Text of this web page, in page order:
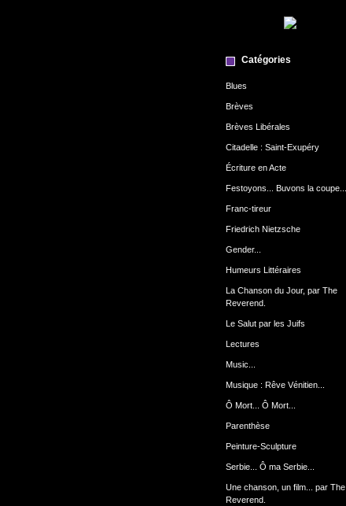
Catégories
Blues
Brèves
Brèves Libérales
Citadelle : Saint-Exupéry
Écriture en Acte
Festoyons... Buvons la coupe...
Franc-tireur
Friedrich Nietzsche
Gender...
Humeurs Littéraires
La Chanson du Jour, par The
Reverend.
Le Salut par les Juifs
Lectures
Music...
Musique : Rêve Vénitien...
Ô Mort... Ô Mort...
Parenthèse
Peinture-Sculpture
Serbie... Ô ma Serbie...
Une chanson, un film... par The
Reverend.